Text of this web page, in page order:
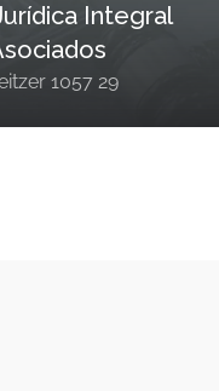
Integral
1057 29